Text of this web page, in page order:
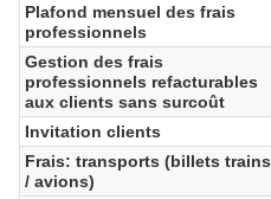
Plafond mensuel des frais
professionnels
Gestion des frais
professionnels refacturables
aux clients sans surcoût
Invitation clients
Frais: transports (billets trains
/ avions)